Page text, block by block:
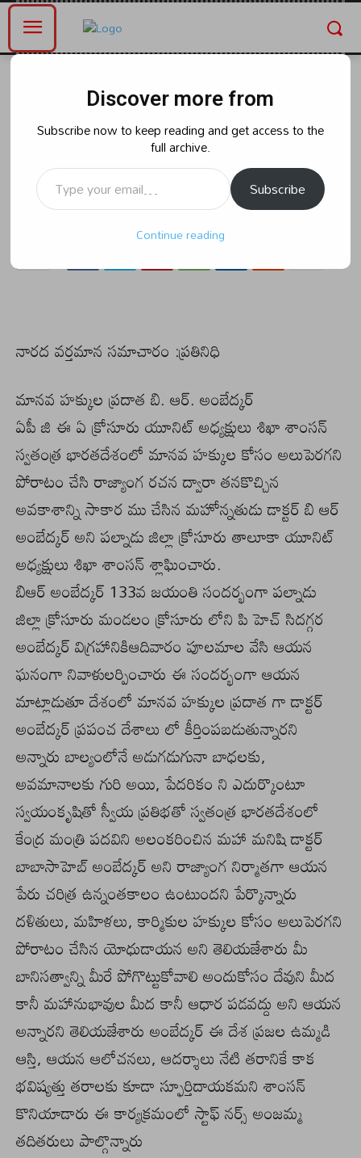
క్రోసూరులో ఘనంగా బి ఆర్ అంబేద్కర్
133వ జయంతి :శిఖా శాంసన్ :
naradanews.in Sunday, April 14, 2024 12:11 pm 0
నారద వర్తమాన సమాచారం :ప్రతినిధి
మానవ హక్కుల ప్రదాత బి. ఆర్. అంబేద్కర్
ఏపీ జి ఈ ఏ క్రోసూరు యూనిట్ అధ్యక్షులు శిఖా శాంసన్
స్వతంత్ర భారతదేశంలో మానవ హక్కుల కోసం అలుపెరగని
పోరాటం చేసి రాజ్యాంగ రచన ద్వారా తనకొచ్చిన
అవకాశాన్ని సాకార ము చేసిన మహోన్నతుడు డాక్టర్ బి ఆర్
అంబేద్కర్ అని పల్నాడు జిల్లా క్రోసూరు తాలూకా యూనిట్
అధ్యక్షులు శిఖా శాంసన్ శ్లాఘించారు.
బిఆర్ అంబేద్కర్ 133వ జయంతి సందర్భంగా పల్నాడు
జిల్లా క్రోసూరు మండలం క్రోసూరు లోని పి హెచ్ సిదగ్గర
అంబేద్కర్ విగ్రహానికిఆదివారం పూలమాల వేసి ఆయన
ఘనంగా నివాళులర్పించారు ఈ సందర్భంగా ఆయన
మాట్లాడుతూ దేశంలో మానవ హక్కుల ప్రదాత గా డాక్టర్
అంబేద్కర్ ప్రపంచ దేశాలు లో కీర్తింపబడుతున్నారని
అన్నారు బాల్యంలోనే అడుగడుగునా బాధలకు,
అవమానాలకు గురి అయి, పేదరికం ని ఎదుర్కొంటూ
స్వయంకృషితో స్వీయ ప్రతిభతో స్వతంత్ర భారతదేశంలో
కేంద్ర మంత్రి పదవిని అలంకరించిన మహా మనిషి డాక్టర్
బాబాసాహెబ్ అంబేద్కర్ అని రాజ్యాంగ నిర్మాతగా ఆయన
పేరు చరిత్ర ఉన్నంతకాలం ఉంటుందని పేర్కొన్నారు
దళితులు, మహిళలు, కార్మికుల హక్కుల కోసం అలుపెరగని
పోరాటం చేసిన యోధుడాయన అని తెలియజేశారు మీ
బానిసత్వాన్ని మీరే పోగొట్టుకోవాలి అందుకోసం దేవుని మీద
కానీ మహానుభావుల మీద కానీ ఆధార పడవద్దు అని ఆయన
అన్నారని తెలియజేశారు అంబేద్కర్ ఈ దేశ ప్రజల ఉమ్మడి
ఆస్తి, ఆయన ఆలోచనలు, ఆదర్శాలు నేటి తరానికే కాక
భవిష్యత్తు తరాలకు కూడా స్ఫూర్తిదాయకమని శాంసన్
కొనియాడారు ఈ కార్యక్రమంలో స్టాఫ్ నర్స్ అంజమ్మ
తదితరులు పాల్గొన్నారు
Discover more from
Subscribe now to keep reading and get access to the
full archive.
Type your email…
Subscribe
Continue reading